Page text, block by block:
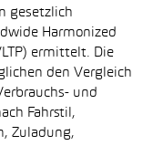
gesetzlich
Harmonized
ermittelt. Die
den Vergleich
und
Fahrstil,
Zuladung,